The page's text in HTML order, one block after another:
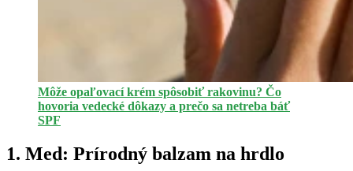
Môže opaľovací krém spôsobiť rakovinu? Čo
hovoria vedecké dôkazy a prečo sa netreba báť
SPF
1. Med: Prírodný balzam na hrdlo